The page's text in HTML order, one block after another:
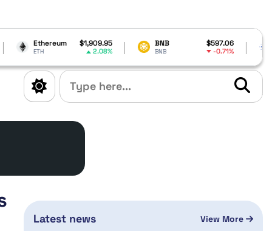
$1,909.95
2.08%
BNB $597.06
BNB -0.71%
Cardano
ADA
Latest news View More